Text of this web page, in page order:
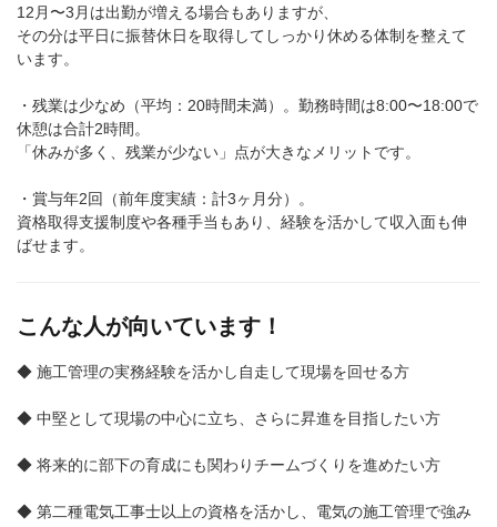
12月〜3月は出勤が増える場合もありますが、
その分は平日に振替休日を取得してしっかり休める体制を整えて
います。
・残業は少なめ（平均：20時間未満）。勤務時間は8:00〜18:00で
休憩は合計2時間。
「休みが多く、残業が少ない」点が大きなメリットです。
・賞与年2回（前年度実績：計3ヶ月分）。
資格取得支援制度や各種手当もあり、経験を活かして収入面も伸
ばせます。
こんな人が向いています！
◆ 施工管理の実務経験を活かし自走して現場を回せる方
◆ 中堅として現場の中心に立ち、さらに昇進を目指したい方
◆ 将来的に部下の育成にも関わりチームづくりを進めたい方
◆ 第二種電気工事士以上の資格を活かし、電気の施工管理で強み